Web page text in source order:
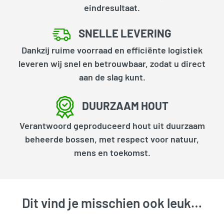
eindresultaat.
SNELLE LEVERING
Dankzij ruime voorraad en efficiënte logistiek
leveren wij snel en betrouwbaar, zodat u direct
aan de slag kunt.
DUURZAAM HOUT
Verantwoord geproduceerd hout uit duurzaam
beheerde bossen, met respect voor natuur,
mens en toekomst.
Dit vind je misschien ook leuk…